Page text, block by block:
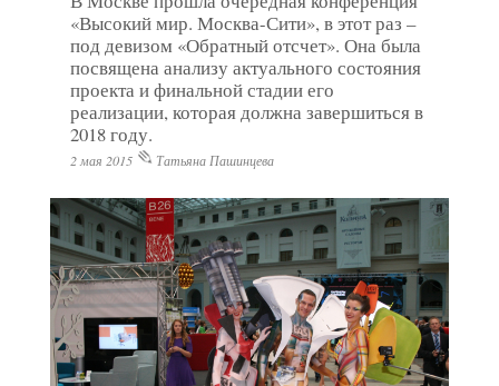
«Высокий мир. Москва-Сити», в этот раз –
под девизом «Обратный отсчет». Она была
посвящена анализу актуального состояния
проекта и финальной стадии его
реализации, которая должна завершиться в
2018 году.
2 мая 2015 Татьяна Пашинцева